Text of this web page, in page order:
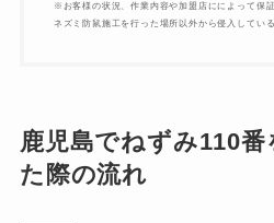
※お客様の状況、作業内容や加盟店にによって保
ネズミ防鼠施工を行った場所以外から侵入してい
鹿児島でねずみ110
た際の流れ